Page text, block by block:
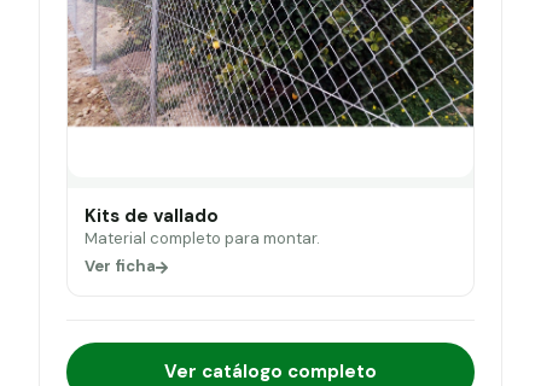
Kits de vallado
Material completo para montar.
Ver ficha
Ver catálogo completo